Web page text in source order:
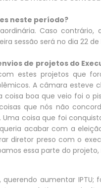
neste período?
Caso
sessão será no dia 22 de
de projetos do
estes projetos que
A câmara esteve
boa que veio foi o
que nós não
coisa que foi
acabar com a
diretor preso com o
essa parte do
aumentar